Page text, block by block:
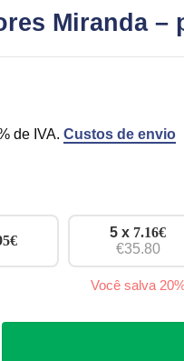
Miranda –
de IVA. Custos de envio
€
5 x 7.16€
€35.80
Você salva